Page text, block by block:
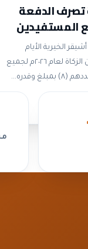
تصرف الدفعة
المستفيدين
الخيرية الأيام
الماضية بصرف الدفعة الأولى من الزكاة لعام ٢٠٢٦م لجميع